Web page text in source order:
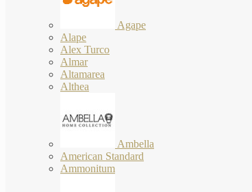
Agape
Alape
Alex Turco
Almar
Altamarea
Althea
Ambella
American Standard
Ammonitum